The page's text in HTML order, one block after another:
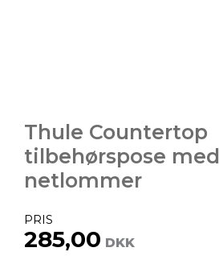
Thule Countertop
tilbehørspose med
netlommer
PRIS
285,00 DKK